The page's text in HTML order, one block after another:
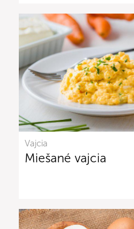
Vajcia
Miešané vajcia